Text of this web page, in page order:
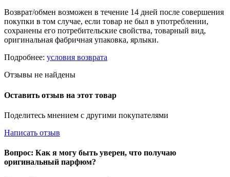
Возврат/обмен возможен в течение 14 дней после совершения
покупки в том случае, если товар не был в употреблении,
сохранены его потребительские свойства, товарный вид,
оригинальная фабричная упаковка, ярлыки.
Подробнее: условия возврата
Отзывы не найдены
Оставить отзыв на этот товар
Поделитесь мнением с другими покупателями
Написать отзыв
Вопрос: Как я могу быть уверен, что получаю
оригинальный парфюм?